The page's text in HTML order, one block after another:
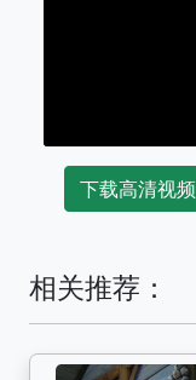
下载高清视频
相关推荐：